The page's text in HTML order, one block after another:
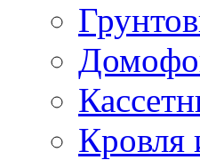
Кровля